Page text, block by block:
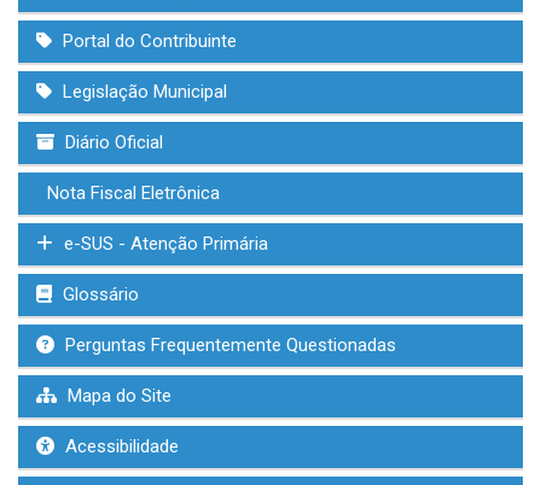
Portal do Contribuinte
Legislação Municipal
Diário Oficial
Nota Fiscal Eletrônica
e-SUS - Atenção Primária
Glossário
Perguntas Frequentemente Questionadas
Mapa do Site
Acessibilidade